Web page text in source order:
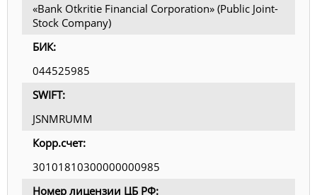
«Bank Otkritie Financial Corporation» (Public Joint-
Stock Company)
БИК:
044525985
SWIFT:
JSNMRUMM
Корр.счет:
30101810300000000985
Номер лицензии ЦБ РФ: